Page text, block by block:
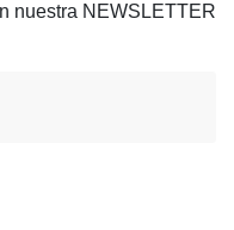
nuestra NEWSLETTER